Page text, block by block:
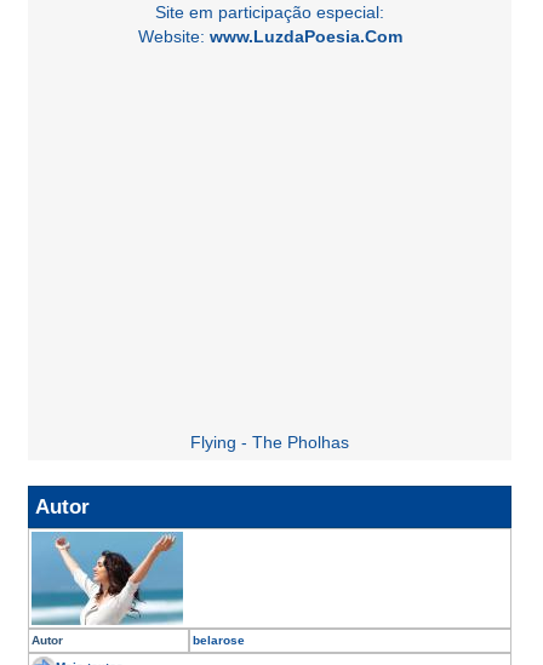
Site em participação especial:
Website: www.LuzdaPoesia.Com
Flying - The Pholhas
Autor
Autor belarose